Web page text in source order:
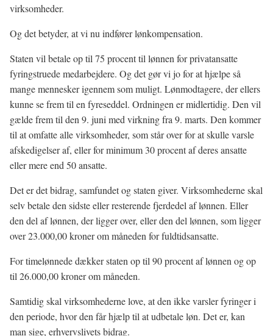
virksomheder.
Og det betyder, at vi nu indfører lønkompensation.
Staten vil betale op til 75 procent til lønnen for privatansatte
fyringstruede medarbejdere. Og det gør vi jo for at hjælpe så
mange mennesker igennem som muligt. Lønmodtagere, der ellers
kunne se frem til en fyreseddel. Ordningen er midlertidig. Den vil
gælde frem til den 9. juni med virkning fra 9. marts. Den kommer
til at omfatte alle virksomheder, som står over for at skulle varsle
afskedigelser af, eller for minimum 30 procent af deres ansatte
eller mere end 50 ansatte.
Det er det bidrag, samfundet og staten giver. Virksomhederne skal
selv betale den sidste eller resterende fjerdedel af lønnen. Eller
den del af lønnen, der ligger over, eller den del lønnen, som ligger
over 23.000,00 kroner om måneden for fuldtidsansatte.
For timelønnede dækker staten op til 90 procent af lønnen og op
til 26.000,00 kroner om måneden.
Samtidig skal virksomhederne love, at den ikke varsler fyringer i
den periode, hvor den får hjælp til at udbetale løn. Det er, kan
man sige, erhvervslivets bidrag.